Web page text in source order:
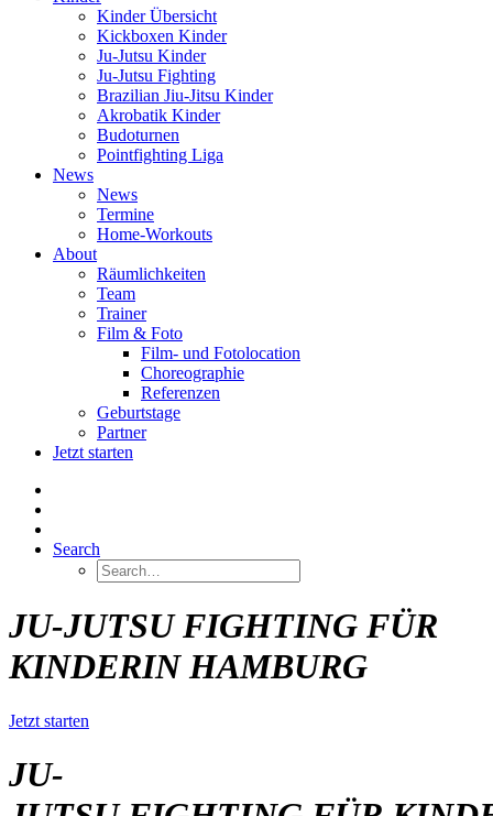
Kinder Übersicht
Kickboxen Kinder
Ju-Jutsu Kinder
Ju-Jutsu Fighting
Brazilian Jiu-Jitsu Kinder
Akrobatik Kinder
Budoturnen
Pointfighting Liga
News
News
Termine
Home-Workouts
About
Räumlichkeiten
Team
Trainer
Film & Foto
Film- und Fotolocation
Choreographie
Referenzen
Geburtstage
Partner
Jetzt starten
Search
JU-JUTSU FIGHTING FÜR
KINDERIN HAMBURG
Jetzt starten
JU-